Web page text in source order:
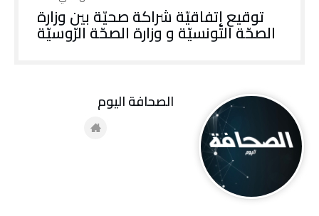
توقيع إتفاقيّة شراكة صحيّة بين وزارة
الصحّة التّونسيّة و وزارة الصحّة الرّوسيّة